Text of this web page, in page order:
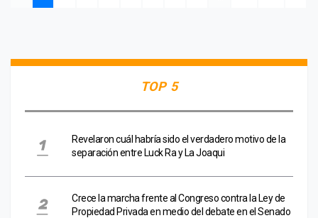
TOP 5
Revelaron cuál habría sido el verdadero motivo de la
separación entre Luck Ra y La Joaqui
Crece la marcha frente al Congreso contra la Ley de
Propiedad Privada en medio del debate en el Senado